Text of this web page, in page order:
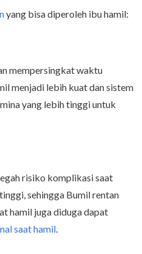
yang bisa diperoleh ibu hamil:
mempersingkat waktu
menjadi lebih kuat dan sistem
yang lebih tinggi untuk
risiko komplikasi saat
sehingga Bumil rentan
hamil juga diduga dapat
saat hamil.